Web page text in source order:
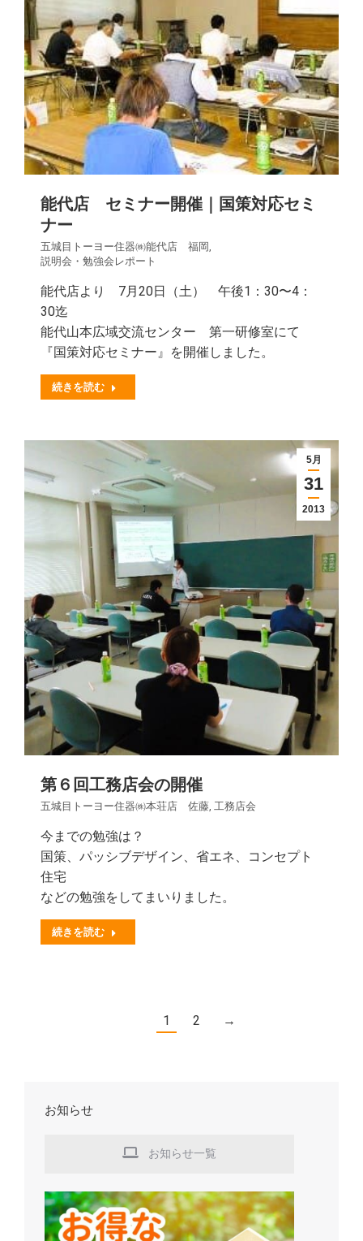
能代店 セミナー開催｜国策対応セミ
ナー
五城目トーヨー住器㈱能代店 福岡,
説明会・勉強会レポート
能代店より 7月20日（土） 午後1：30〜4：
30迄
能代山本広域交流センター 第一研修室にて
『国策対応セミナー』を開催しました。
続きを読む
5月
31
2013
第６回工務店会の開催
五城目トーヨー住器㈱本荘店 佐藤, 工務店会
今までの勉強は？
国策、パッシブデザイン、省エネ、コンセプト
住宅
などの勉強をしてまいりました。
続きを読む
1 2 →
お知らせ
お知らせ一覧